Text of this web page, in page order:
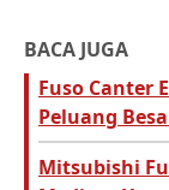
BACA JUGA
Fuso Canter
Peluang
Mitsubishi